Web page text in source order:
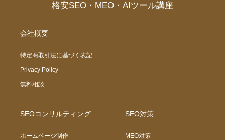
格安SEO・MEO・AIツール講座
会社概要
特定商取引法に基づく表記
Privacy Policy
無料相談
SEOコンサルティング
ホームページ制作
SEO対策
MEO対策